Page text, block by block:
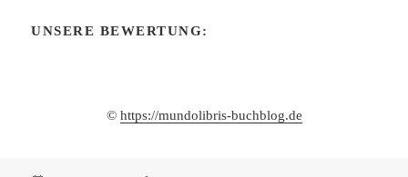
UNSERE BEWERTUNG:
© https://mundolibris-buchblog.de